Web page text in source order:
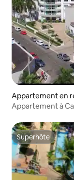
Appartement en
Appartement à
Superhôte
Superhôte